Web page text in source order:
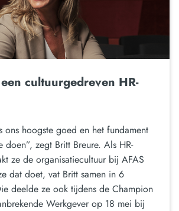
cultuurgedreven HR-
ons hoogste goed en het fundament
doen”, zegt Britt Breure. Als HR-
ze de organisatiecultuur bij AFAS
dat doet, vat Britt samen in 6
deelde ze ook tijdens de Champion
Werkgever op 18 mei bij